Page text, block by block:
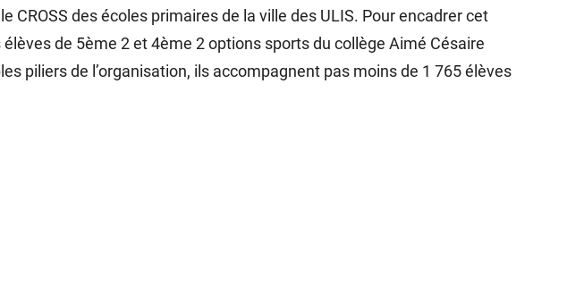
CROSS des écoles primaires de la ville des ULIS. Pour encadrer cet
de 5ème 2 et 4ème 2 options sports du collège Aimé Césaire
piliers de l’organisation, ils accompagnent pas moins de 1 765 élèves